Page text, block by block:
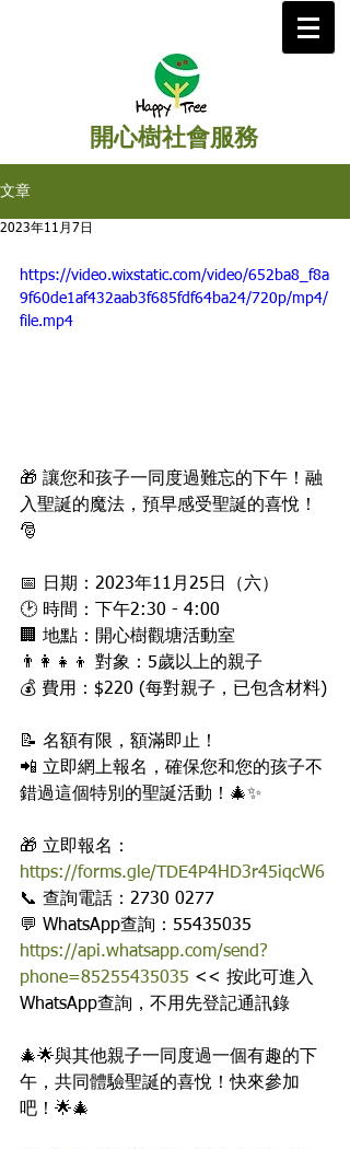
開心樹社會服務
文章
2023年11月7日
https://video.wixstatic.com/video/652ba8_f8a
9f60de1af432aab3f685fdf64ba24/720p/mp4/
file.mp4
🎁 讓您和孩子一同度過難忘的下午！融
入聖誕的魔法，預早感受聖誕的喜悅！
🎅
📅 日期：2023年11月25日（六）
🕑 時間：下午2:30 - 4:00
🏢 地點：開心樹觀塘活動室
👨👩👧👦 對象：5歲以上的親子
💰 費用：$220 (每對親子，已包含材料)
📝 名額有限，額滿即止！
📲 立即網上報名，確保您和您的孩子不
錯過這個特別的聖誕活動！🎄✨
🎁 立即報名：
https://forms.gle/TDE4P4HD3r45iqcW6
📞 查詢電話：2730 0277
💬 WhatsApp查詢：55435035
https://api.whatsapp.com/send?
phone=85255435035 << 按此可進入
WhatsApp查詢，不用先登記通訊錄
🎄🌟與其他親子一同度過一個有趣的下
午，共同體驗聖誕的喜悅！快來參加
吧！🌟🎄